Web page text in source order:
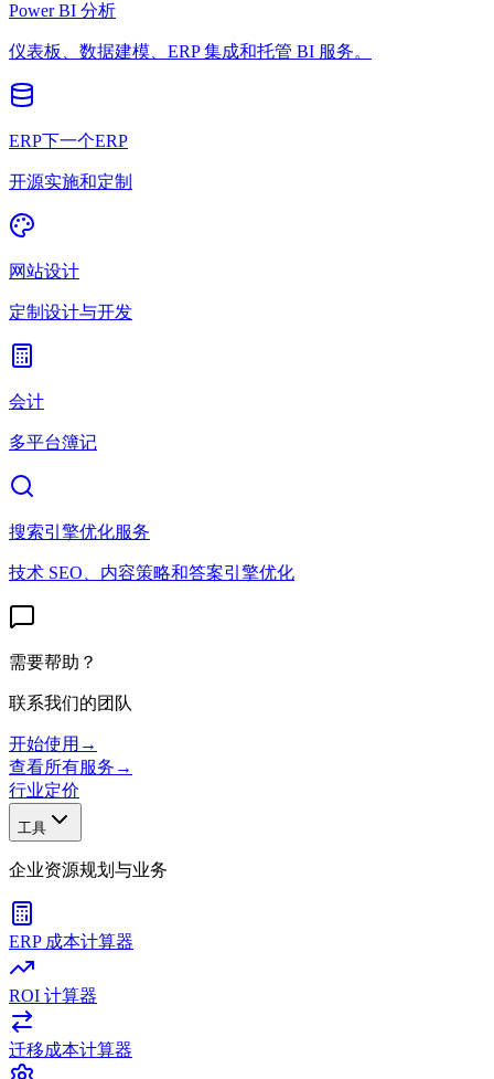
Power BI 分析
仪表板、数据建模、ERP 集成和托管 BI 服务。
ERP下一个ERP
开源实施和定制
网站设计
定制设计与开发
会计
多平台簿记
搜索引擎优化服务
技术 SEO、内容策略和答案引擎优化
需要帮助？
联系我们的团队
开始使用 →
查看所有服务 →
行业定价
工具
企业资源规划与业务
ERP 成本计算器
ROI 计算器
迁移成本计算器